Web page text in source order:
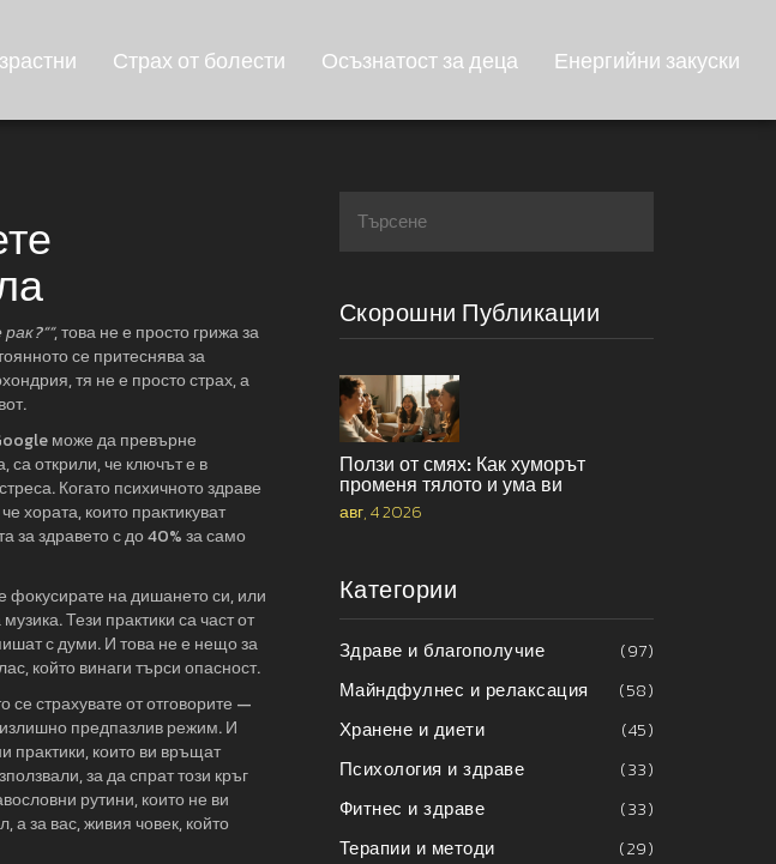
Страх от болести Осъзнатост за деца Енергийни закуски
, това не е просто грижа за
се притеснява за
, тя не е просто страх, а
може да превърне
са открили, че ключът е в
. Когато психичното здраве
хората, които практикуват
за здравето с до 40% за само
фокусирате на дишането си, или
Тези практики са част от
с думи. И това не е нещо за
който винаги търси опасност.
се страхувате от отговорите —
излишно предпазлив режим. И
практики, които ви връщат
за да спрат този кръг
рутини, които не ви
а за вас, живия човек, който
Скорошни Публикации
Ползи от смях: Как хуморът
променя тялото и ума ви
авг, 4 2026
Категории
Здраве и благополучие
(97)
Майндфулнес и релаксация
(58)
Хранене и диети
(45)
Психология и здраве
(33)
Фитнес и здраве
(33)
Терапии и методи
(29)